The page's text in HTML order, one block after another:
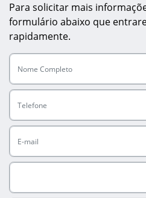
Para solicitar mais
formulário abaixo que
rapidamente.